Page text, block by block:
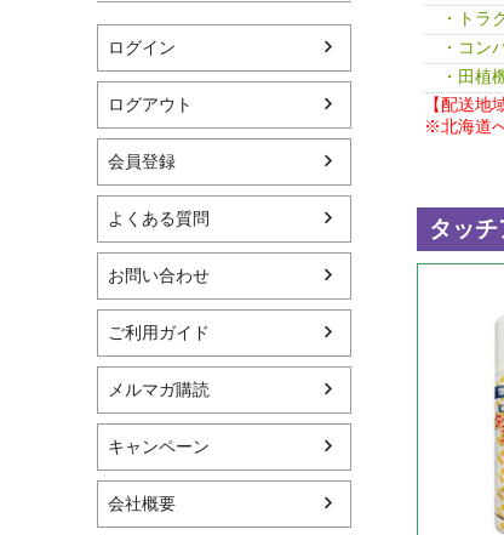
ログイン
ログアウト
会員登録
よくある質問
お問い合わせ
ご利用ガイド
メルマガ購読
キャンペーン
会社概要
・トラ
・コン
・田植
【配送地
※北海道